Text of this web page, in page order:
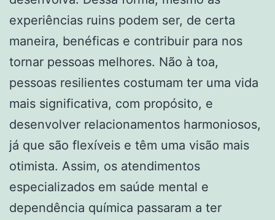
experiências ruins podem ser, de certa
maneira, benéficas e contribuir para nos
tornar pessoas melhores. Não à toa,
pessoas resilientes costumam ter uma vida
mais significativa, com propósito, e
desenvolver relacionamentos harmoniosos,
já que são flexíveis e têm uma visão mais
otimista. Assim, os atendimentos
especializados em saúde mental e
dependência química passaram a ter